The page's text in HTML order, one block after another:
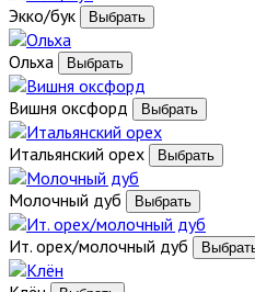
Экко/бук
Ольха
Вишня оксфорд
Итальянский орех
Молочный дуб
Ит. орех/молочный дуб